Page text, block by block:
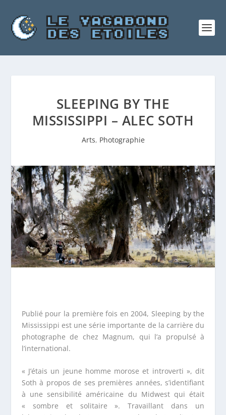
SLEEPING BY THE
MISSISSIPPI – ALEC SOTH
Arts, Photographie
Publié pour la première fois en 2004, Sleeping by the
Mississippi est une série importante de la carrière du
photographe de chez Magnum, qui l’a propulsé à
l’international.
« J’étais un jeune homme morose et introverti », dit
Soth à propos de ses premières années, s’identifiant
à une sensibilité américaine du Midwest qui était
« sombre et solitaire ». Travaillant dans un